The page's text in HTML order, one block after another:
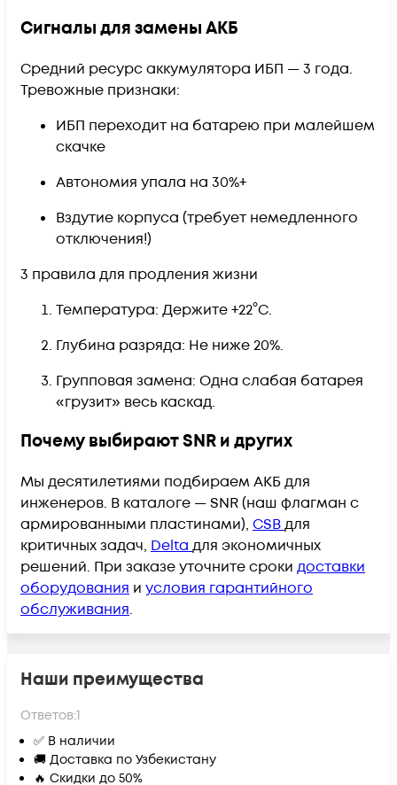
Сигналы для замены АКБ
Средний ресурс аккумулятора ИБП — 3 года.
Тревожные признаки:
ИБП переходит на батарею при малейшем
скачке
Автономия упала на 30%+
Вздутие корпуса (требует немедленного
отключения!)
3 правила для продления жизни
Температура: Держите +22°C.
Глубина разряда: Не ниже 20%.
Групповая замена: Одна слабая батарея
«грузит» весь каскад.
Почему выбирают SNR и других
Мы десятилетиями подбираем АКБ для
инженеров. В каталоге — SNR (наш флагман с
армированными пластинами), CSBдля
критичных задач, Delta для экономичных
решений. При заказе уточните сроки доставки
оборудования и условия гарантийного
обслуживания.
Наши преимущества
Ответов:1
✅ В наличии
🚚 Доставка по Узбекистану
🔥 Скидки до 50%